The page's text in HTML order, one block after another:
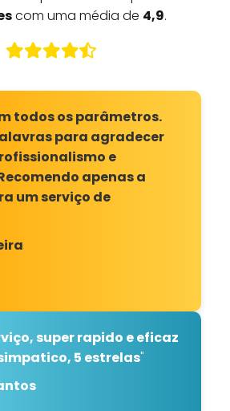
com uma média de 4,9.
todos os parâmetros.
para agradecer
e
apenas a
um serviço de
super rapido e eficaz
5 estrelas"